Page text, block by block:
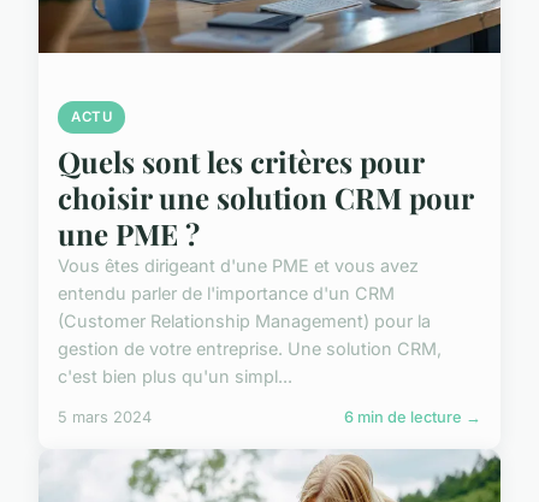
ACTU
Quels sont les critères pour
choisir une solution CRM pour
une PME ?
Vous êtes dirigeant d'une PME et vous avez
entendu parler de l'importance d'un CRM
(Customer Relationship Management) pour la
gestion de votre entreprise. Une solution CRM,
c'est bien plus qu'un simpl...
5 mars 2024 6 min de lecture →